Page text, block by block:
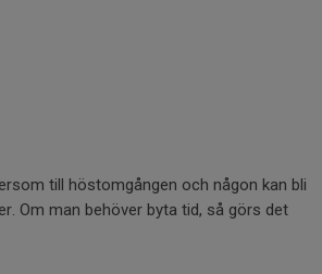
till höstomgången och någon kan bli
Om man behöver byta tid, så görs det